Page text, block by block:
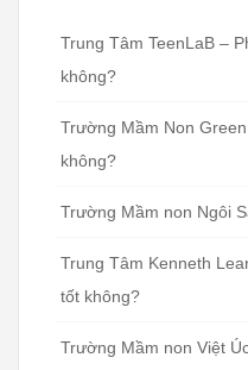
Trung Tâm TeenLaB –
không?
Trường Mầm Non
không?
Trường Mầm non Ngôi
Trung Tâm Kenneth
tốt không?
Trường Mầm non Việt